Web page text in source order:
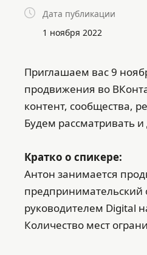
Дата публикации
1 ноября 2022
Приглашаем вас 9
продвижения во
контент, сообщества,
Будем рассматривать
Кратко о спикере:
Антон занимается
предпринимательский
руководителем Digital
Количество мест